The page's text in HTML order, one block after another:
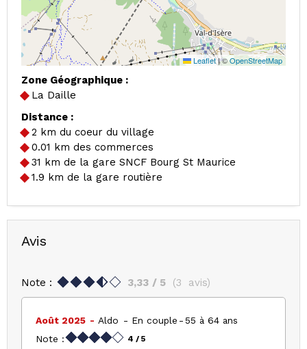
Leaflet|©OpenStreetMap
Zone Géographique :
La Daille
Distance :
2 km du coeur du village
0.01 km des commerces
31 km de la gare SNCF Bourg St Maurice
1.9 km de la gare routière
Avis
Note : 3,33 / 5 (3 avis)
Août 2025 Aldo En couple
55 à 64 ans
Note :
4 / 5